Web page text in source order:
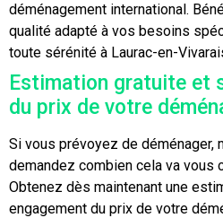
déménagement international.
qualité adapté à vos besoins
toute sérénité à Laurac-en-
Estimation gratuite et
du prix de votre
Si vous prévoyez de déménager,
demandez combien cela va vous
Obtenez dès maintenant une
engagement du prix de votre